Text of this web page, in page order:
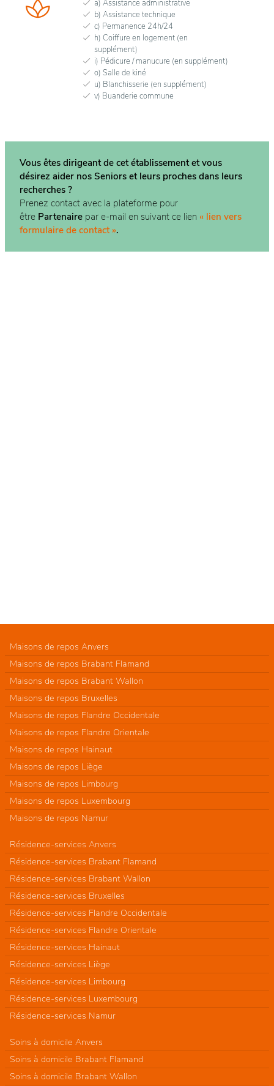
a) Assistance administrative
b) Assistance technique
c) Permanence 24h/24
h) Coiffure en logement (en
supplément)
i) Pédicure / manucure (en supplément)
o) Salle de kiné
u) Blanchisserie (en supplément)
v) Buanderie commune
Vous êtes dirigeant de cet établissement et vous
désirez aider nos Seniors et leurs proches dans leurs
recherches ?
Prenez contact avec la plateforme pour
être Partenaire par e-mail en suivant ce lien « lien vers
formulaire de contact ».
Maisons de repos Anvers
Maisons de repos Brabant Flamand
Maisons de repos Brabant Wallon
Maisons de repos Bruxelles
Maisons de repos Flandre Occidentale
Maisons de repos Flandre Orientale
Maisons de repos Hainaut
Maisons de repos Liège
Maisons de repos Limbourg
Maisons de repos Luxembourg
Maisons de repos Namur
Résidence-services Anvers
Résidence-services Brabant Flamand
Résidence-services Brabant Wallon
Résidence-services Bruxelles
Résidence-services Flandre Occidentale
Résidence-services Flandre Orientale
Résidence-services Hainaut
Résidence-services Liège
Résidence-services Limbourg
Résidence-services Luxembourg
Résidence-services Namur
Soins à domicile Anvers
Soins à domicile Brabant Flamand
Soins à domicile Brabant Wallon